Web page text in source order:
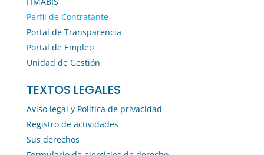
Perfil de Contratante
Portal de Transparencia
Portal de Empleo
Unidad de Gestión
TEXTOS LEGALES
Aviso legal y Política de privacidad
Registro de actividades
Sus derechos